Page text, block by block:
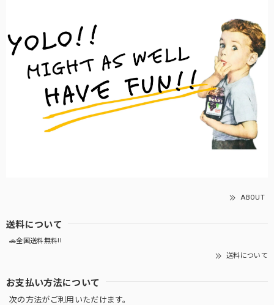
ABOUT
送料について
🚗全国送料無料!!
送料について
お支払い方法について
次の方法がご利用いただけます。